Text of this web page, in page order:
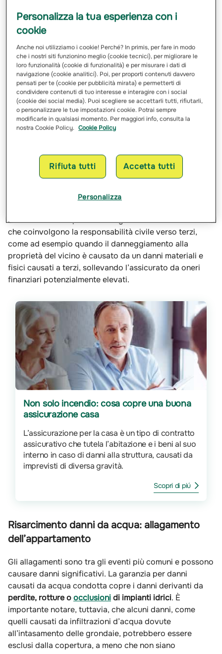
monopattini elettrici), e la protezione degli animali
domestici.
Risarcimento danni per la proprietà
privata
In caso di sinistri all’interno dell’abitazione, il
risarcimento danni per la proprietà privata può variare
notevolmente in funzione della copertura scelta al
momento della stipula della polizza. L’assicurazione
danni da acqua condotta, fenomeni elettrici e danni
derivanti da eventi atmosferici. Le coperture più estese
sociopolitici e la tutela legale, offrendo una
controversie che possono sorgere. In caso di sinistri
che coinvolgono la responsabilità civile verso terzi,
come ad esempio quando il danneggiamento alla
proprietà del vicino è causato da un danni materiali e
fisici causati a terzi, sollevando l’assicurato da oneri
finanziari potenzialmente elevati.
Non solo incendio: cosa copre una buona
assicurazione casa
L’assicurazione per la casa è un tipo di contratto
assicurativo che tutela l’abitazione e i beni al suo
interno in caso di danni alla struttura, causati da
imprevisti di diversa gravità.
Scopri di piú
Risarcimento danni da acqua: allagamento
dell’appartamento
Gli allagamenti sono tra gli eventi più comuni e possono
causare danni significativi. La garanzia per danni
causati da acqua condotta copre i danni derivanti da
perdite, rotture oocclusionidi impianti idrici. È
importante notare, tuttavia, che alcuni danni, come
quelli causati da infiltrazioni d’acqua dovute
all’intasamento delle grondaie, potrebbero essere
esclusi dalla copertura, a meno che non siano
Personalizza la tua esperienza con i
cookie
Anche noi utilizziamo i cookie! Perché? In primis, per fare in modo
che i nostri siti funzionino meglio (cookie tecnici), per migliorare le
loro funzionalità (cookie di funzionalità) e per misurare i dati di
navigazione (cookie analitici). Poi, per proporti contenuti davvero
pensati per te (cookie per pubblicità mirata) e permetterti di
condividere contenuti di tuo interesse e interagire con i social
(cookie dei social media). Puoi scegliere se accettarli tutti, rifiutarli,
o personalizzare le tue impostazioni cookie. Potrai sempre
modificarle in qualsiasi momento. Per maggiori info, consulta la
nostra Cookie Policy. Cookie Policy
Rifiuta tutti Accetta tutti
Personalizza